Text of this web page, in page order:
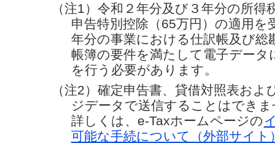
（注1）令和２年分及び３年分の所
申告特別控除（65万円）の適用
年分の事業における仕訳帳及び総
帳簿の要件を満たして電子データ
を行う必要があります。
（注2）確定申告書、貸借対照表お
ジデータで送信することはできま
詳しくは、e-Taxホームページの
可能な手続について（外部サイト